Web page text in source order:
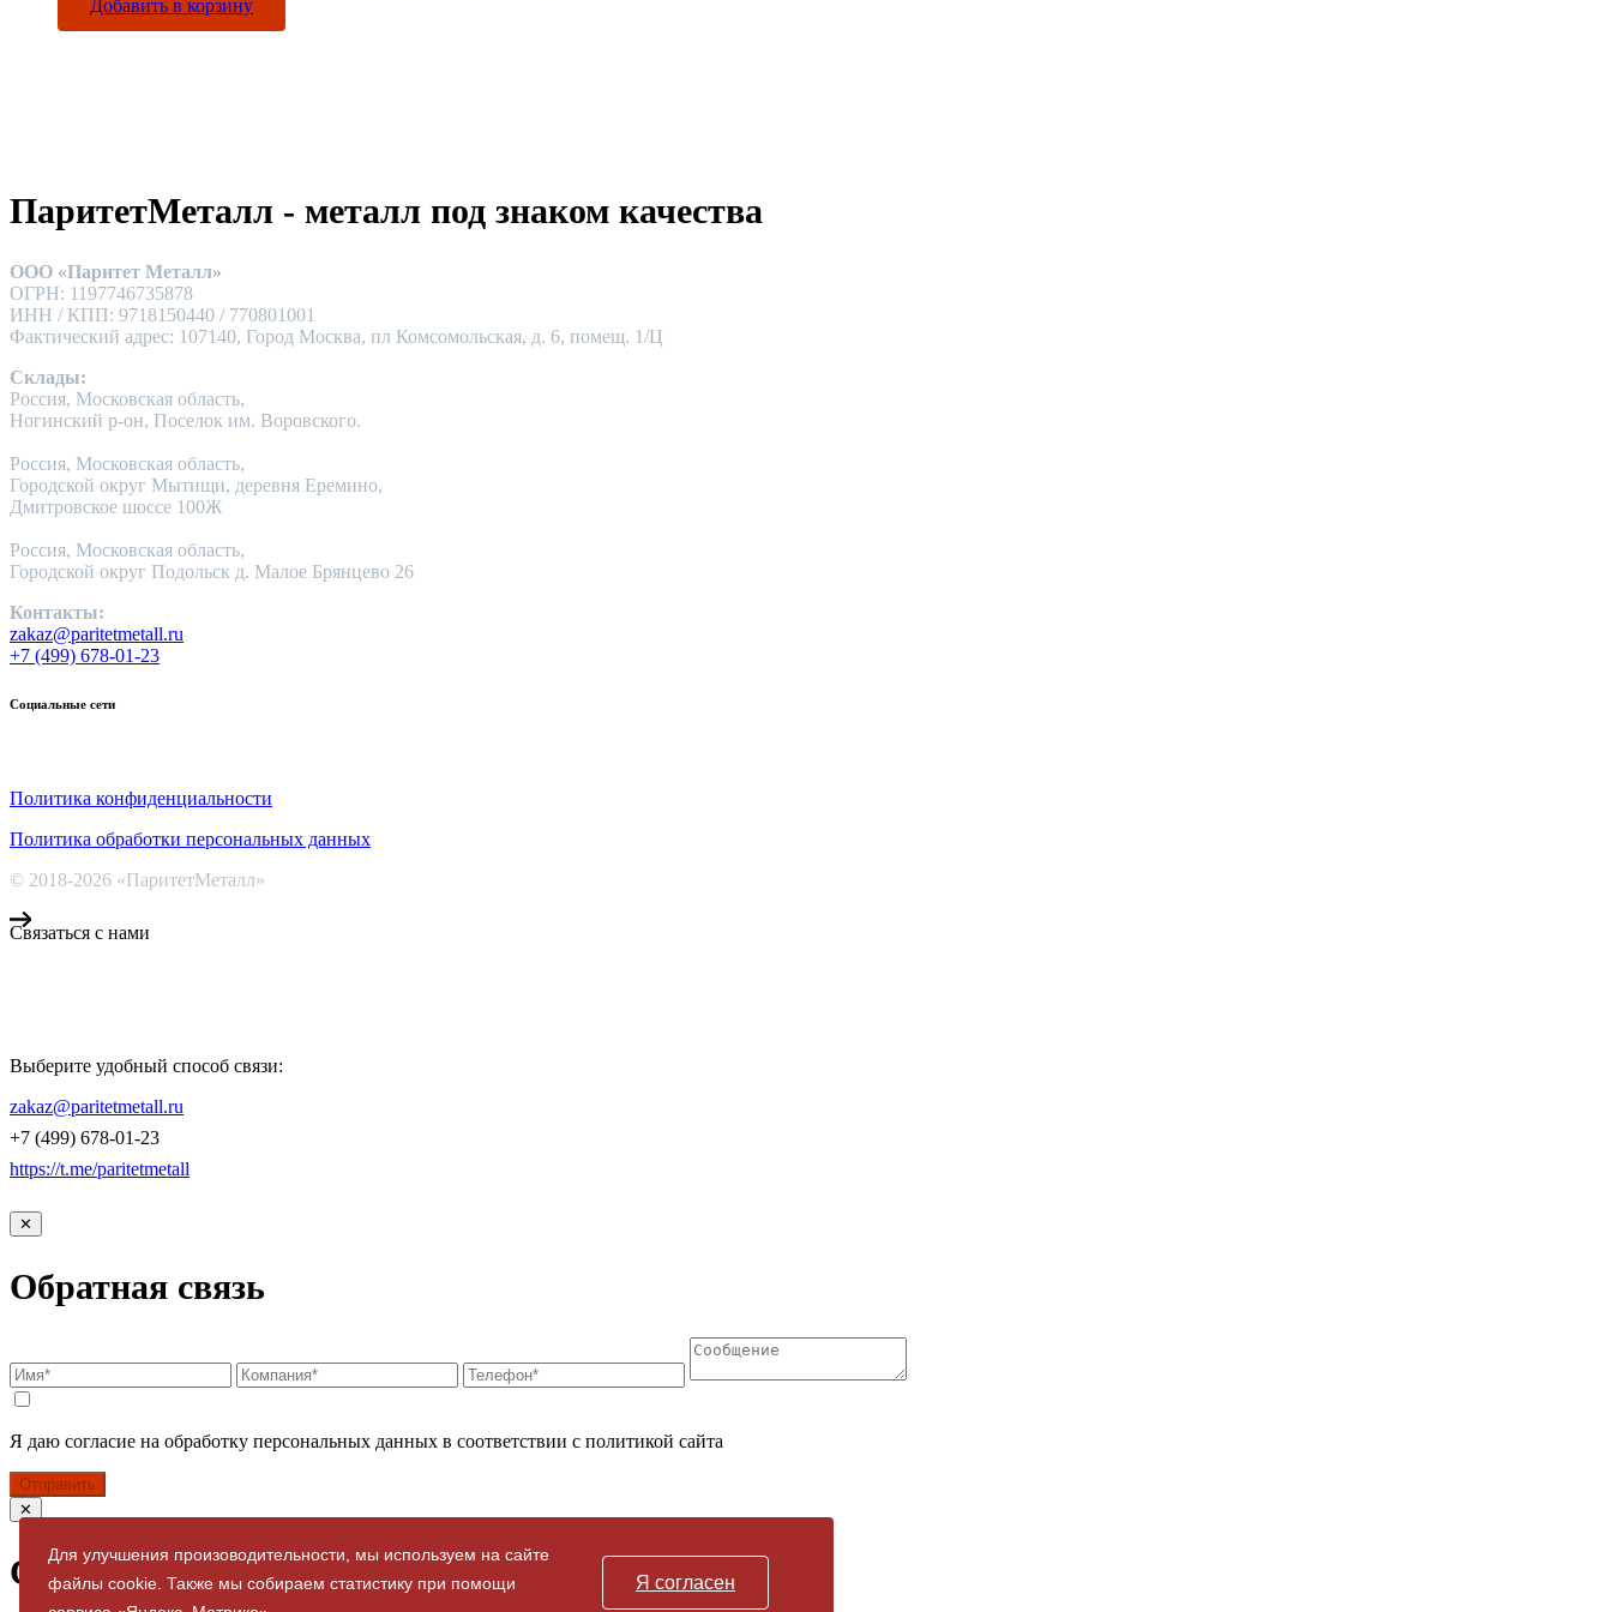
Добавить в корзину
ПаритетМеталл - металл под знаком качества
ООО «Паритет Металл»
ОГРН: 1197746735878
ИНН / КПП: 9718150440 / 770801001
Фактический адрес: 107140, Город Москва, пл Комсомольская, д. 6, помещ. 1/Ц
Склады:
Россия, Московская область,
Ногинский р-он, Поселок им. Воровского.
Россия, Московская область,
Городской округ Мытищи, деревня Еремино,
Дмитровское шоссе 100Ж
Россия, Московская область,
Городской округ Подольск д. Малое Брянцево 26
Контакты:
zakaz@paritetmetall.ru
+7 (499) 678-01-23
Социальные сети
Политика конфиденциальности
Политика обработки персональных данных
© 2018-2026 «ПаритетМеталл»
Связаться с нами
Выберите удобный способ связи:
zakaz@paritetmetall.ru
+7 (499) 678-01-23
https://t.me/paritetmetall
Для улучшения произоводительности, мы используем на сайте
файлы cookie. Также мы собираем статистику при помощи
Я согласен
✕
Обратная связь
Я даю согласие на обработку персональных данных в соответствии с политикой сайта
Отправить
✕
Спасибо за заявку